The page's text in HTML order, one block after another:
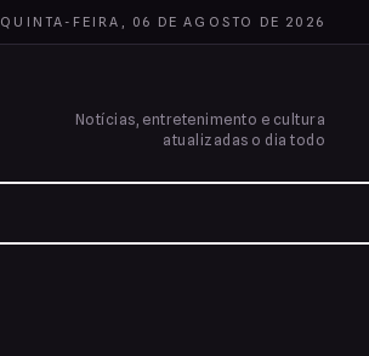
QUINTA-FEIRA, 06 DE AGOSTO DE 2026
Notícias, entretenimento e cultura
atualizadas o dia todo